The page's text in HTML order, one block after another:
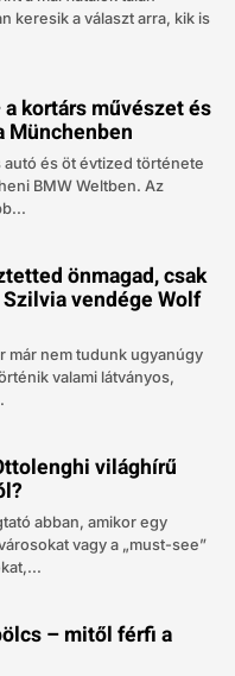
keresik a választ arra, kik is
kortárs művészet és
Münchenben
és öt évtized története
BMW Weltben. Az
önmagad, csak
vendége Wolf
már nem tudunk ugyanúgy
valami látványos,
világhírű
abban, amikor egy
vagy a „must-see”
– mitől férfi a